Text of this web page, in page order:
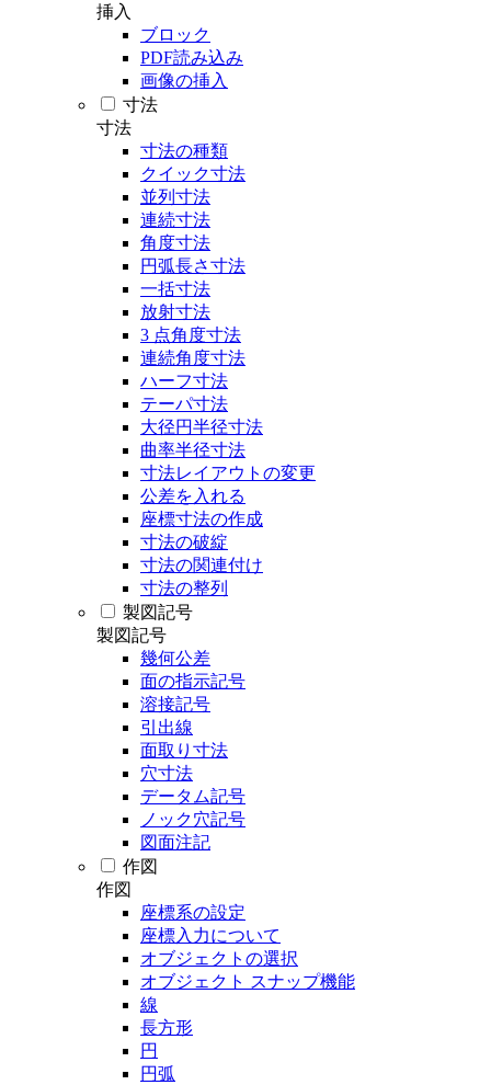
挿入
ブロック
PDF読み込み
画像の挿入
寸法
寸法
寸法の種類
クイック寸法
並列寸法
連続寸法
角度寸法
円弧長さ寸法
一括寸法
放射寸法
3 点角度寸法
連続角度寸法
ハーフ寸法
テーパ寸法
大径円半径寸法
曲率半径寸法
寸法レイアウトの変更
公差を入れる
座標寸法の作成
寸法の破綻
寸法の関連付け
寸法の整列
製図記号
製図記号
幾何公差
面の指示記号
溶接記号
引出線
面取り寸法
穴寸法
データム記号
ノック穴記号
図面注記
作図
作図
座標系の設定
座標入力について
オブジェクトの選択
オブジェクト スナップ機能
線
長方形
円
円弧